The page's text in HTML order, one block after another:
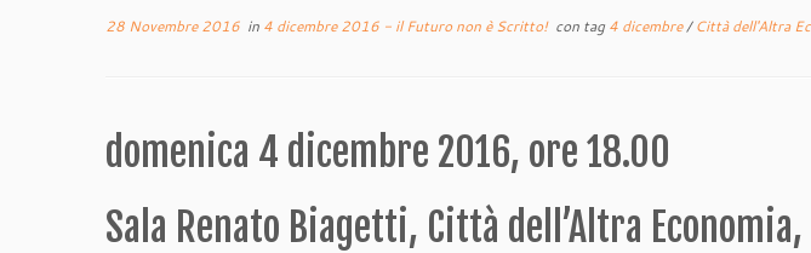
28 Novembre 2016 in 4 dicembre 2016 - il Futuro non è Scritto! con tag4 dicembre/Città dell'Altra
domenica 4 dicembre 2016, ore 18.00
Sala Renato Biagetti, Città dell’Altra